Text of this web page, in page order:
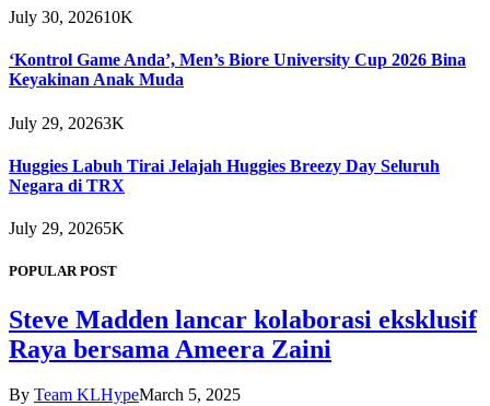
July 30, 202610K
‘Kontrol Game Anda’, Men’s Biore University Cup 2026 Bina
Keyakinan Anak Muda
July 29, 20263K
Huggies Labuh Tirai Jelajah Huggies Breezy Day Seluruh
Negara di TRX
July 29, 20265K
POPULAR POST
Steve Madden lancar kolaborasi eksklusif
Raya bersama Ameera Zaini
By Team KLHypeMarch 5, 2025